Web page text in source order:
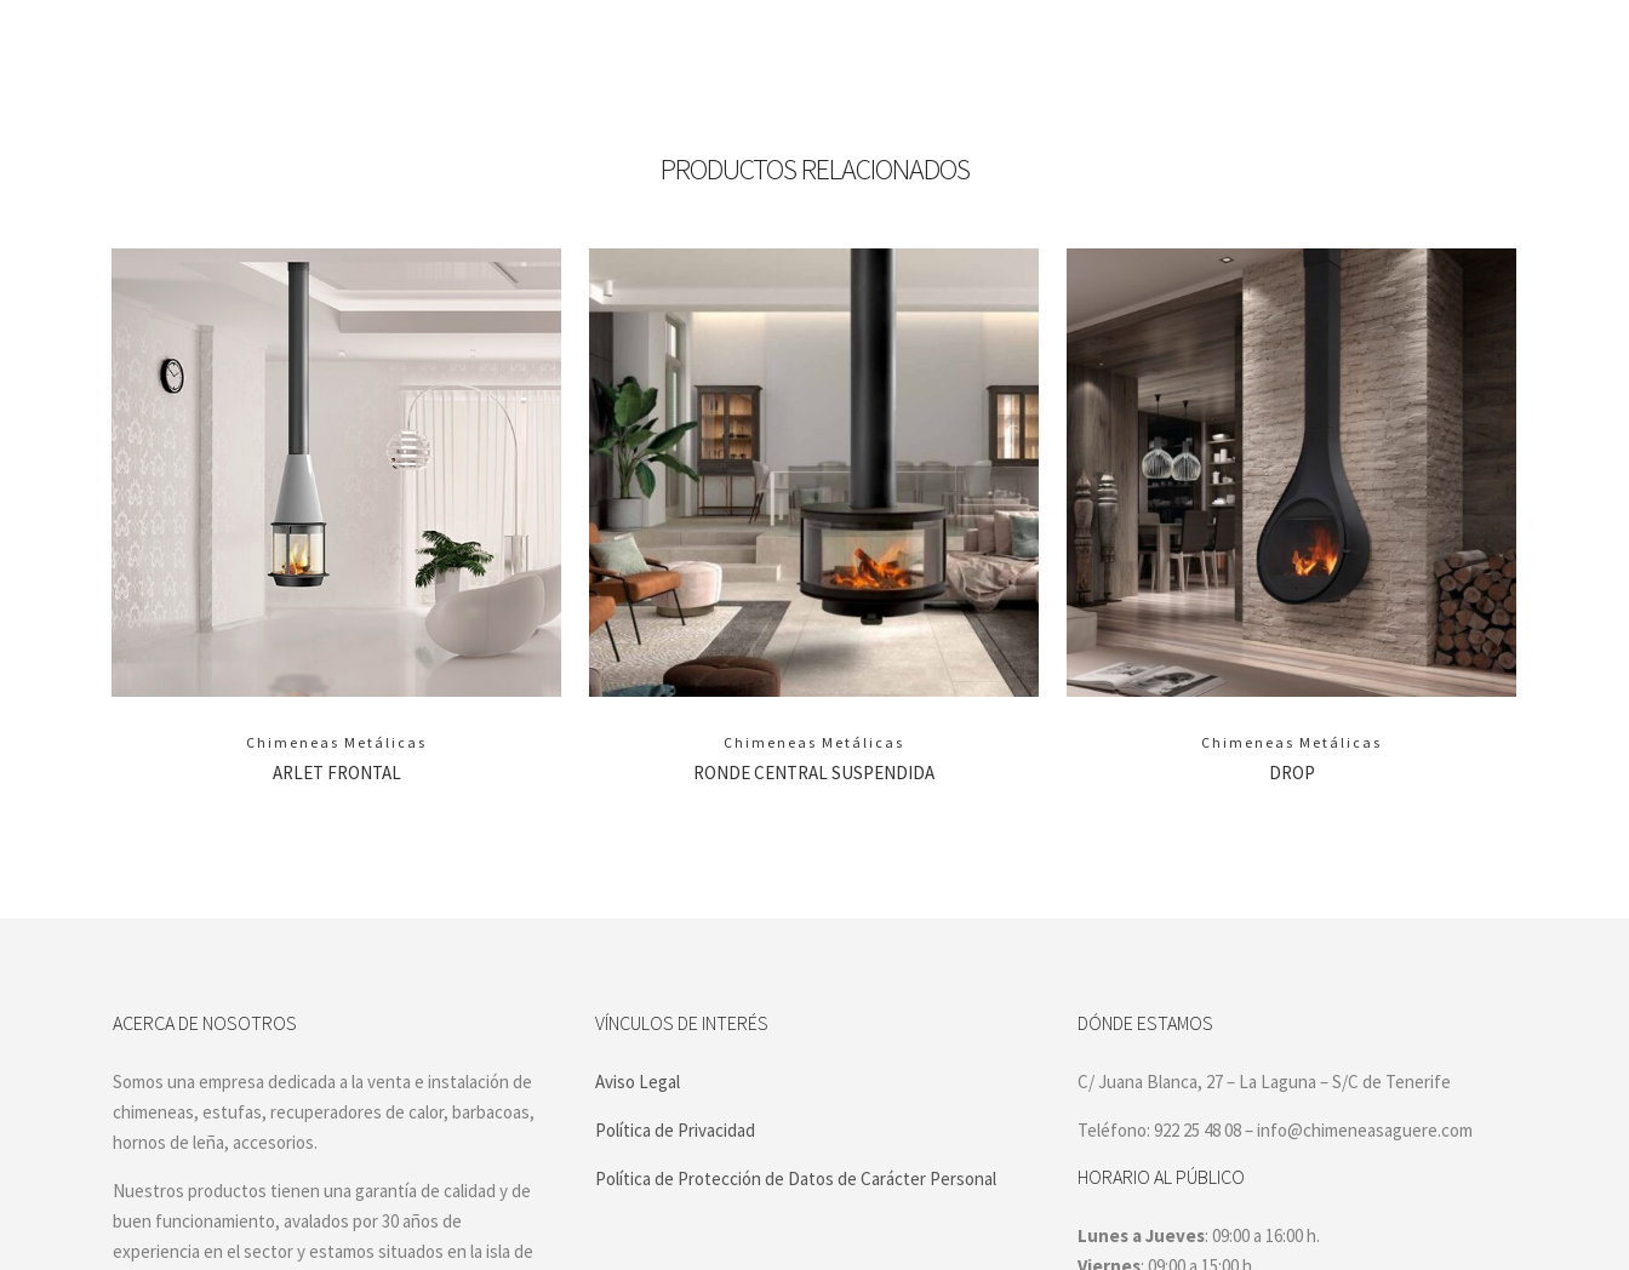
PRODUCTOS RELACIONADOS
Chimeneas Metálicas
ARLET FRONTAL
Chimeneas Metálicas
RONDE CENTRAL SUSPENDIDA
Chimeneas Metálicas
DROP
ACERCA DE NOSOTROS
Somos una empresa dedicada a la venta e instalación de
chimeneas, estufas, recuperadores de calor, barbacoas,
hornos de leña, accesorios.
Nuestros productos tienen una garantía de calidad y de
buen funcionamiento, avalados por 30 años de
experiencia en el sector y estamos situados en la isla de
VÍNCULOS DE INTERÉS
Aviso Legal
Política de Privacidad
Política de Protección de Datos de Carácter Personal
DÓNDE ESTAMOS
C/ Juana Blanca, 27 – La Laguna – S/C de Tenerife
Teléfono: 922 25 48 08 – info@chimeneasaguere.com
HORARIO AL PÚBLICO
Lunes a Jueves: 09:00 a 16:00 h.
Viernes: 09:00 a 15:00 h